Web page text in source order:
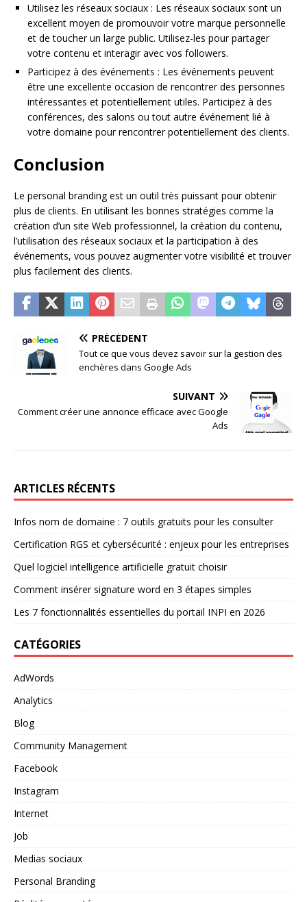
Utilisez les réseaux sociaux : Les réseaux sociaux sont un
excellent moyen de promouvoir votre marque personnelle
et de toucher un large public. Utilisez-les pour partager
votre contenu et interagir avec vos followers.
Participez à des événements : Les événements peuvent
être une excellente occasion de rencontrer des personnes
intéressantes et potentiellement utiles. Participez à des
conférences, des salons ou tout autre événement lié à
votre domaine pour rencontrer potentiellement des clients.
Conclusion
Le personal branding est un outil très puissant pour obtenir
plus de clients. En utilisant les bonnes stratégies comme la
création d’un site Web professionnel, la création du contenu,
l’utilisation des réseaux sociaux et la participation à des
événements, vous pouvez augmenter votre visibilité et trouver
plus facilement des clients.
PRÉCÉDENT
Tout ce que vous devez savoir sur la gestion des
enchères dans Google Ads
SUIVANT
Comment créer une annonce efficace avec Google
Ads
ARTICLES RÉCENTS
Infos nom de domaine : 7 outils gratuits pour les consulter
Certification RGS et cybersécurité : enjeux pour les entreprises
Quel logiciel intelligence artificielle gratuit choisir
Comment insérer signature word en 3 étapes simples
Les 7 fonctionnalités essentielles du portail INPI en 2026
CATÉGORIES
AdWords
Analytics
Blog
Community Management
Facebook
Instagram
Internet
Job
Medias sociaux
Personal Branding